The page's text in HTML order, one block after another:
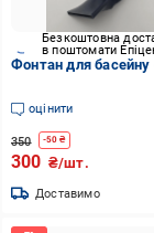
Безкоштовна
в поштомати
Фонтан для басейну
оцінити
350 -50 ₴
300 ₴/шт.
Доставимо